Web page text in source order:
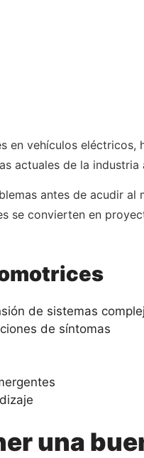
en vehículos eléctricos,
actuales de la industria
antes de acudir al
se convierten en
de sistemas
de síntomas
una